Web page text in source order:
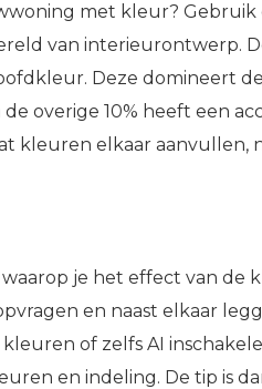
met kleur? Gebruik
van interieurontwerp.
Deze domineert
overige 10% heeft een
kleuren elkaar aanvullen,
je het effect van de
en naast elkaar
of zelfs AI
en indeling. De tip is